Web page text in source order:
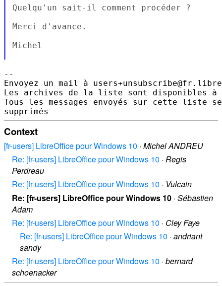
Quelqu'un sait-il comment procéder ?
Merci d'avance.
Michel
--
Envoyez un mail à
Les archives de la liste sont disponibles à
Tous les messages envoyés sur cette liste
Context
[fr-users] LibreOffice pour Windows 10 · Michel ANDREU
Re: [fr-users] LibreOffice pour Windows 10 · Regis
Perdreau
Re: [fr-users] LibreOffice pour Windows 10 · Vulcain
Re: [fr-users] LibreOffice pour Windows 10 · Sébastien
Adam
Re: [fr-users] LibreOffice pour Windows 10 · Cley Faye
Re: [fr-users] LibreOffice pour Windows 10 · andriant
sandy
Re: [fr-users] LibreOffice pour Windows 10 · bernard
schoenacker